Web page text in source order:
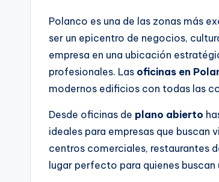
Polanco es una de las zonas más
ser un epicentro de negocios,
empresa en una ubicación
profesionales. Las oficinas en
modernos edificios con todas las
Desde oficinas de plano abierto
ideales para empresas que buscan
centros comerciales, restaurantes
lugar perfecto para quienes